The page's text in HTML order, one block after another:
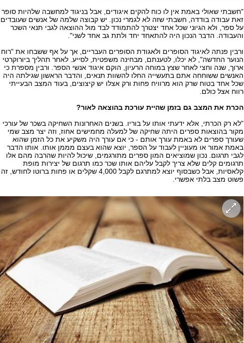
"חשבתי שאולי באמת אין לו כוח להקים איגודים, אבל בניגוד למחשבה שלהיות סופר
זאת עבודה בודדה, חשבתי שזה לא לגמרי נכון. יש קבוצה שלמה של אנשים שעובדים
על ספר, ולא הגיוני שכל אחד יצטרך להתמודד לבד מול ההוצאה לגבי תנאי השכר
והעבודה. הדבר הנכון היה להתאחד יחד ולתת גב אחד לשני".
ורבין פנתה לאיגוד הסופרים ולאגודת הסופרים העבריים, אך על אף ששבחו את "רוח
הנוער החדשה", לא יכלו, לטענתם, מבחינה משפטית, לסייע. לאחר תהליך ביורוקרטי
ארוך, שנה וחצי לאחר שצץ במוחה הרעיון, הוקם איגוד אנשי הספר. ורבין מספרת כי
האנשים ששוחחה אתם בתעשייה החלו להשוות תנאים, והדבר הראשון שגילתה היה
שכל אחד בטוח שרק הוא מרוויח פחות ורק אצלו יש קיצוצים, בעוד המצב הבעייתי
רווח אצל כולם.
הכרת את המצב גם בזמן שהיית עורכת בהוצאה לאור?
"לא רק הכרתי, אלא ידעתי אותו על בוריו. בשנים האחרונות השחיקה בשכר של עורכי
מקור בהוצאות ספרים היתה שחיקה של למעלה מחמישים אחוז, וזה יצר מצב שמי
שעורך ספרים לא באמת עורך אותם - כי אם עורך היה משקיע את כל הזמן שהוא
באמת אמור או מעוניין לעבוד על הספר, יוצא שהוא בעצם מממן אותו. אותו הדבר
לגבי תרגום. נכון שמוציאים המון ספרים מתורגמים, שיכול להיות שהרבה מהם אלו
תרגומים קלים שלא צריך לקבל עליהם אותו שכר כמו תרגום של יצירות מופת
קלאסיות, אבל כשבסוף יוצא למתרגם לקבל 4,000 שקלים או פחות ברוטו לחודש, זה
פשוט מצב בלתי אפשרי.